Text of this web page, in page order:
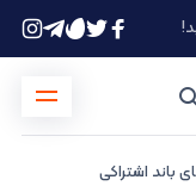
باند اشتراکی